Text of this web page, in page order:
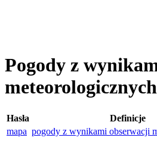
Pogody z
Hasła
Definicje
mapa pogody z wynikami obserwacji